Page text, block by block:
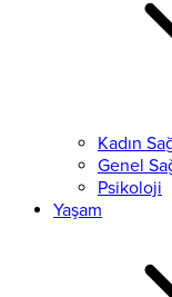
Kadın
Genel
Psikoloji
Yaşam